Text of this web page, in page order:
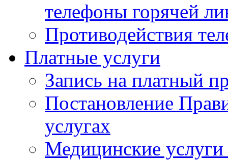
телефоны горячей
Противодействия
Платные услуги
Запись на платный
Постановление
услугах
Медицинские